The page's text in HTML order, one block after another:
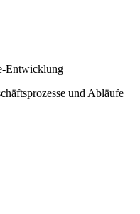
Entwicklung
und Abläufe